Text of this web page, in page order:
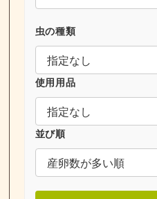
虫の種類
使用用品
並び順